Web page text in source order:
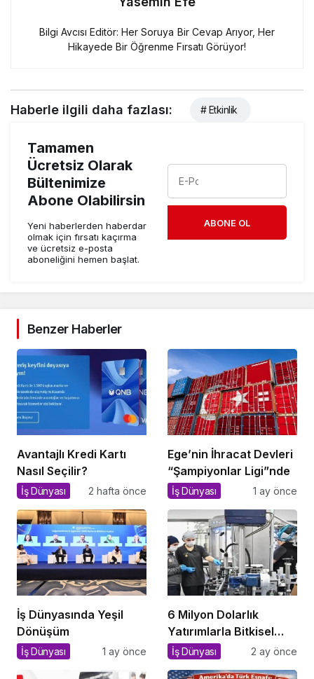
Bilgi Avcısı Editör: Her Soruya Bir Cevap Arıyor, Her
Hikayede Bir Öğrenme Fırsatı Görüyor!
Haberle ilgili daha fazlası: # Etkinlik
Tamamen
Ücretsiz Olarak
Bültenimize
Abone Olabilirsin
Yeni haberlerden haberdar
olmak için fırsatı kaçırma
ve ücretsiz e-posta
aboneliğini hemen başlat.
ABONE OL
Benzer Haberler
Avantajlı Kredi Kartı
Nasıl Seçilir?
İş Dünyası 2 hafta önce
Ege’nin İhracat Devleri
“Şampiyonlar Ligi”nde
İş Dünyası 1 ay önce
İş Dünyasında Yeşil
Dönüşüm
İş Dünyası 1 ay önce
6 Milyon Dolarlık
Yatırımlarla Bitkisel
İthalata Savaş Açan
İş Dünyası 2 ay önce